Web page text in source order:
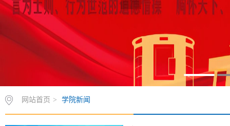
网站首页 > 学院新闻